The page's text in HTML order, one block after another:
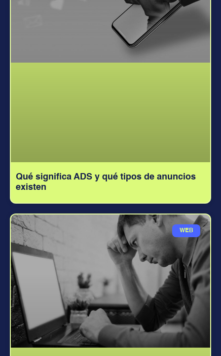
Qué significa ADS y qué tipos de anuncios
existen
WEB